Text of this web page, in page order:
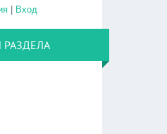
| Вход
РАЗДЕЛА